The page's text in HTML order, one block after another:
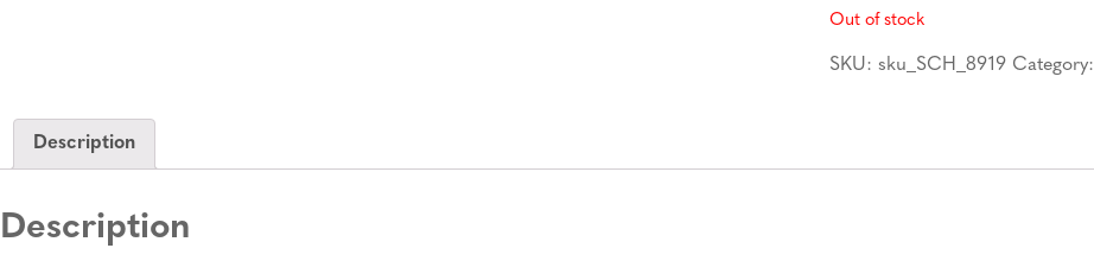
Out of stock
SKU: sku_SCH_8919 Category:
Description
Description